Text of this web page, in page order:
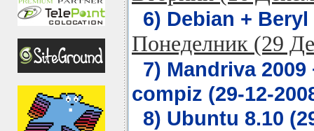
6) Debian + Beryl
Понеделник (29
7) Mandriva
compiz (29-12-
8) Ubuntu 8.10